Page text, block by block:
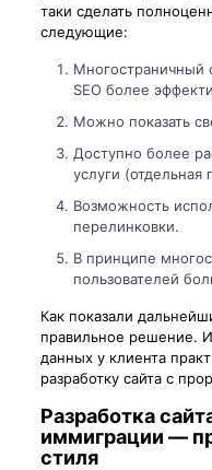
таки сделать
следующие:
Многостраничный
SEO более
Можно показать
Доступно более
услуги
Возможность
перелинковки.
В принципе
пользователей
Как показали
правильное решение.
данных у клиента
разработку сайта с
Разработка
иммиграции —
стиля